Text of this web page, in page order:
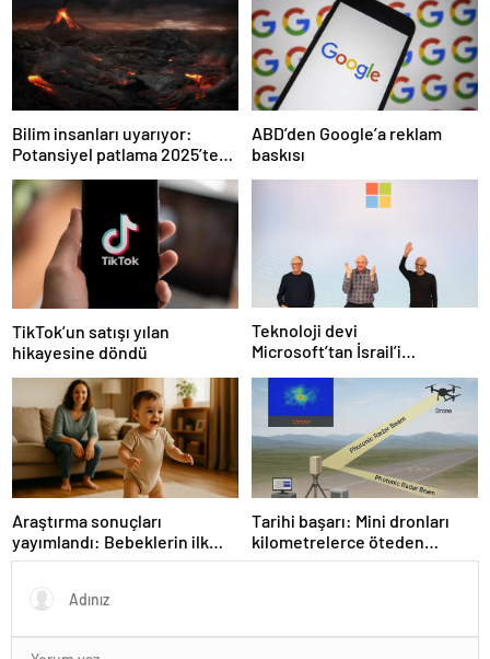
Bilim insanları uyarıyor:
Potansiyel patlama 2025’te
bekleniyor!
ABD’den Google’a reklam
baskısı
TikTok’un satışı yılan
hikayesine döndü
Teknoloji devi
Microsoft’tan İsrail’i
Araştırma sonuçları
yayımlandı: Bebeklerin ilk
adımında genetik ve çevre
Tarihi başarı: Mini dronları
kilometrelerce öteden
saptadı